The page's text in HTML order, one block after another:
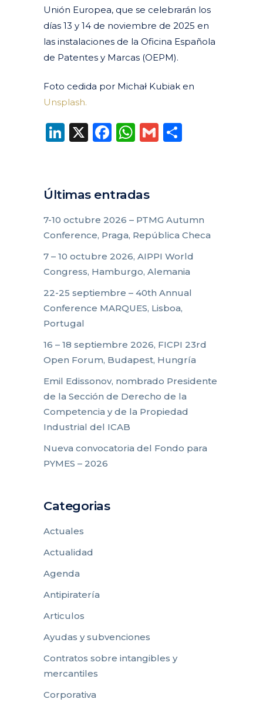
Unión Europea, que se celebrarán los
días 13 y 14 de noviembre de 2025 en
las instalaciones de la Oficina Española
de Patentes y Marcas (OEPM).
Foto cedida por Michał Kubiak en
Unsplash.
LinkedIn
X Facebook
WhatsApp
Gmail
Últimas entradas
7-10 octubre 2026 – PTMG Autumn
Conference, Praga, República Checa
7 – 10 octubre 2026, AIPPI World
Congress, Hamburgo, Alemania
22-25 septiembre – 40th Annual
Conference MARQUES, Lisboa,
Portugal
16 – 18 septiembre 2026, FICPI 23rd
Open Forum, Budapest, Hungría
Emil Edissonov, nombrado Presidente
de la Sección de Derecho de la
Competencia y de la Propiedad
Industrial del ICAB
Nueva convocatoria del Fondo para
PYMES – 2026
Categorias
Actuales
Actualidad
Agenda
Antipiratería
Articulos
Ayudas y subvenciones
Contratos sobre intangibles y
mercantiles
Corporativa